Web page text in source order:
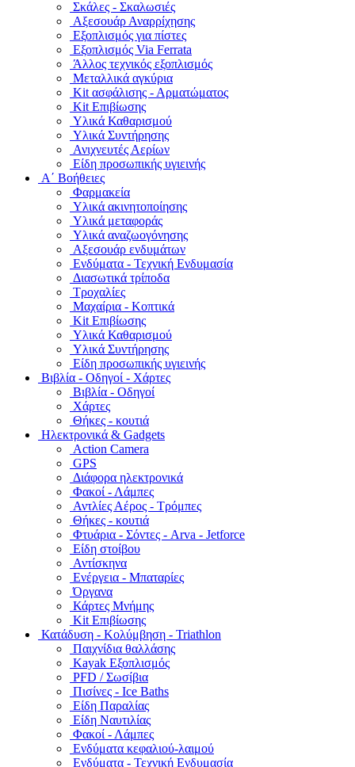
Σκάλες - Σκαλωσιές
Αξεσουάρ Αναρρίχησης
Εξοπλισμός για πίστες
Εξοπλισμός Via Ferrata
Άλλος τεχνικός εξοπλισμός
Μεταλλικά αγκύρια
Kit ασφάλισης - Αρματώματος
Kit Επιβίωσης
Υλικά Καθαρισμού
Υλικά Συντήρησης
Ανιχνευτές Αερίων
Είδη προσωπικής υγιεινής
Α΄ Βοήθειες
Φαρμακεία
Υλικά ακινητοποίησης
Υλικά μεταφοράς
Υλικά αναζωογόνησης
Αξεσουάρ ενδυμάτων
Ενδύματα - Τεχνική Ενδυμασία
Διασωτικά τρίποδα
Τροχαλίες
Μαχαίρια - Κοπτικά
Kit Επιβίωσης
Υλικά Καθαρισμού
Υλικά Συντήρησης
Είδη προσωπικής υγιεινής
Bιβλία - Οδηγοί - Χάρτες
Βιβλία - Οδηγοί
Χάρτες
Θήκες - κουτιά
Ηλεκτρονικά & Gadgets
Action Camera
GPS
Διάφορα ηλεκτρονικά
Φακοί - Λάμπες
Αντλίες Αέρος - Τρόμπες
Θήκες - κουτιά
Φτυάρια - Σόντες - Arva - Jetforce
Είδη στοίβου
Αντίσκηνα
Ενέργεια - Μπαταρίες
Όργανα
Κάρτες Μνήμης
Kit Επιβίωσης
Κατάδυση - Κολύμβηση - Triathlon
Παιχνίδια θαλλάσης
Kayak Εξοπλισμός
PFD / Σωσίβια
Πισίνες - Ice Baths
Είδη Παραλίας
Είδη Ναυτιλίας
Φακοί - Λάμπες
Ενδύματα κεφαλιού-λαιμού
Ενδύματα - Τεχνική Ενδυμασία